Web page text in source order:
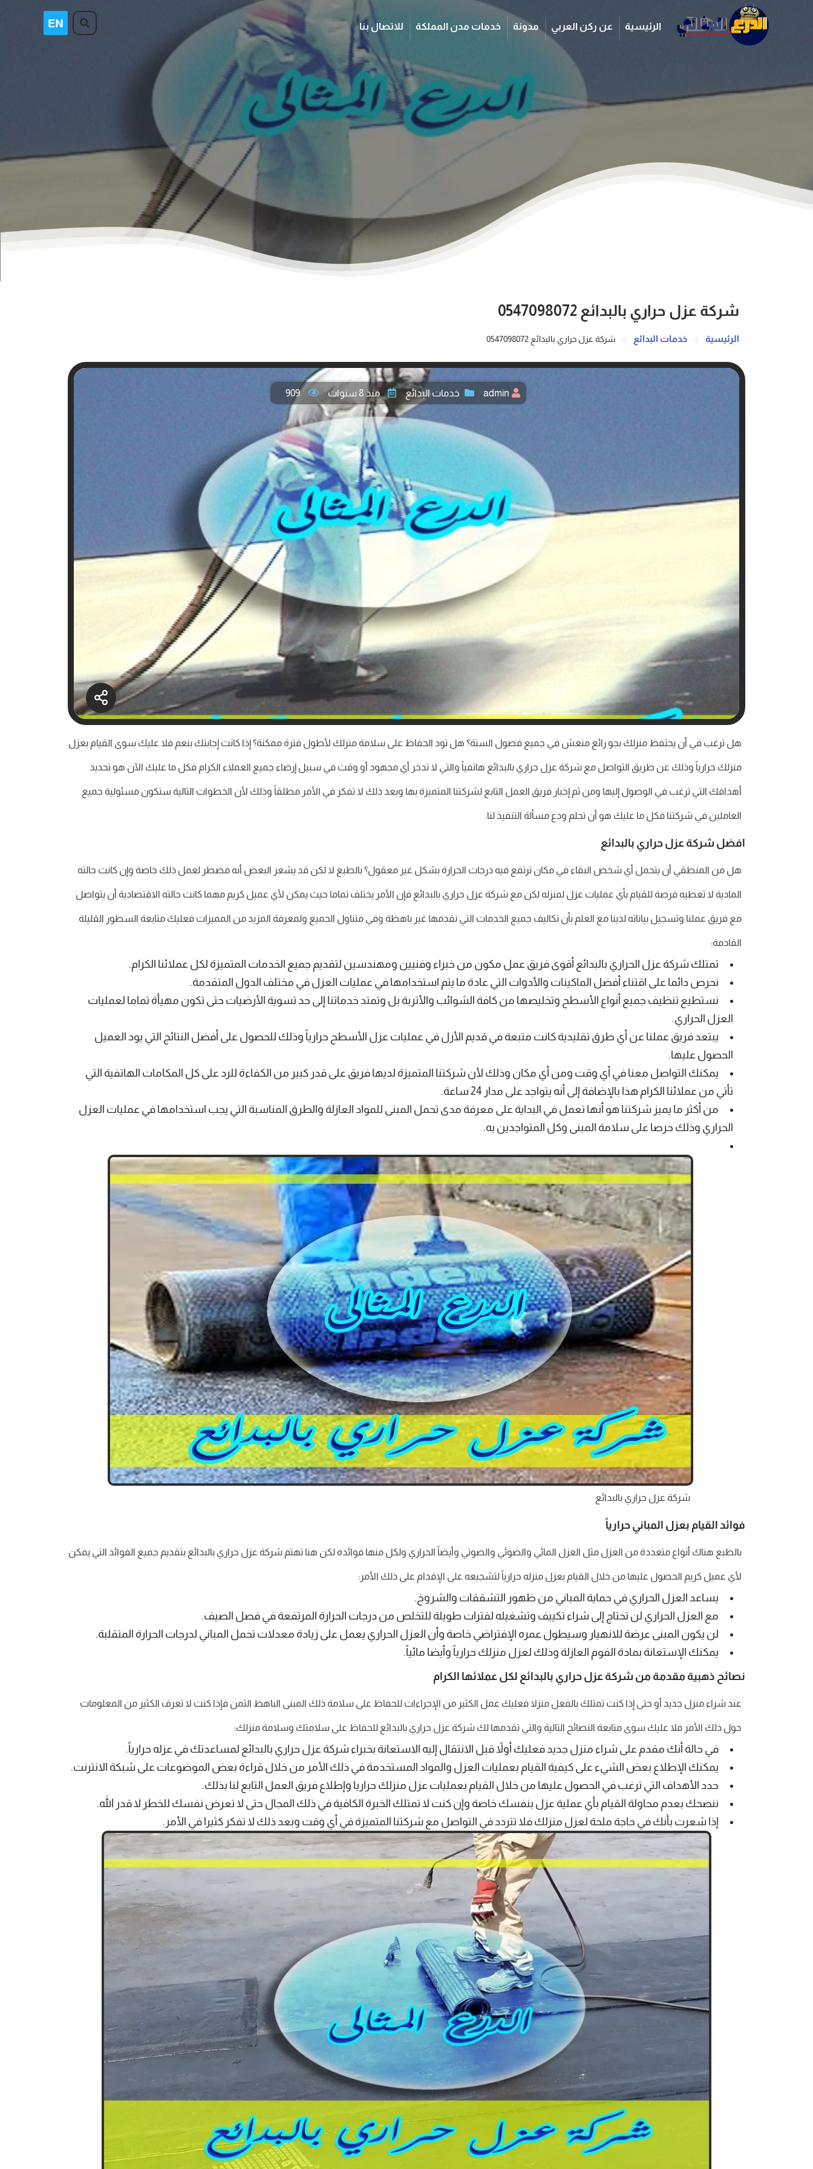
الرئيسية عن ركن العربي مدونة خدمات مدن المملكة للاتصال بنا
شركة عزل حراري بالبدائع 0547098072
الرئيسية خدمات البدائع شركة عزل حراري بالبدائع 0547098072
admin خدمات البدائع منذ 8 سنوات 909
هل ترغب في أن يحتفظ منزلك بجو رائع منعش في جميع فصول السنة؟ هل تود الحفاظ على سلامة منزلك لأطول فترة ممكنة؟ إذا كانت إجابتك بنعم فلا عليك سوى القيام بعزل
منزلك حرارياً وذلك عن طريق التواصل مع شركة عزل حراري بالبدائع هاتفياً والتي لا تدخر أي مجهود أو وقت في سبيل إرضاء جميع العملاء الكرام فكل ما عليك الآن هو تحديد
أهدافك التي ترغب في الوصول إليها ومن ثم إخبار فريق العمل التابع لشركتنا المتميزة بها وبعد ذلك لا تفكر في الأمر مطلقاً وذلك لأن الخطوات التالية ستكون مسئولية جميع
العاملين في شركتنا فكل ما عليك هو أن تحلم ودع مسألة التنفيذ لنا.
افضل شركة عزل حراري بالبدائع
هل من المنطقي أن يتحمل أي شخص البقاء في مكان ترتفع فيه درجات الحرارة بشكل غير معقول؟ بالطبع لا لكن قد يشعر البعض أنه مضطر لعمل ذلك خاصة وإن كانت حالته
المادية لا تعطيه فرصة للقيام بأي عمليات عزل لمنزله لكن مع شركة عزل حراري بالبدائع فإن الأمر يختلف تماما حيث يمكن لأي عميل كريم مهما كانت حالته الاقتصادية أن يتواصل
مع فريق عملنا وتسجيل بياناته لدينا مع العلم بأن تكاليف جميع الخدمات التي نقدمها غير باهظة وفي متناول الجميع ولمعرفة المزيد من المميزات فعليك متابعة السطور القليلة
القادمة:
تمتلك شركة عزل الحراري بالبدائع أقوى فريق عمل مكون من خبراء وفنيين ومهندسين لتقديم جميع الخدمات المتميزة لكل عملائنا الكرام.
نحرص دائما على اقتناء أفضل الماكينات والأدوات التي عادة ما يتم استخدامها في عمليات العزل في مختلف الدول المتقدمة.
نستطيع تنظيف جميع أنواع الأسطح وتخليصها من كافة الشوائب والأتربة بل وتمتد خدماتنا إلى حد تسوية الأرضيات حتى تكون مهيأة تماما لعمليات
العزل الحراري.
يبتعد فريق عملنا عن أي طرق تقليدية كانت متبعة في قديم الأزل في عمليات عزل الأسطح حرارياً وذلك للحصول على أفضل النتائج التي يود العميل
الحصول عليها.
يمكنك التواصل معنا في أي وقت ومن أي مكان وذلك لأن شركتنا المتميزة لديها فريق على قدر كبير من الكفاءة للرد على كل المكامات الهاتفية التي
تأتي من عملائنا الكرام هذا بالإضافة إلى أنه يتواجد على مدار 24 ساعة.
من أكثر ما يميز شركتنا هو أنها تعمل في البداية على معرفة مدى تحمل المبنى للمواد العازلة والطرق المناسبة التي يجب استخدامها في عمليات العزل
الحراري وذلك حرصا على سلامة المبنى وكل المتواجدين به.
شركة عزل حراري بالبدائع
فوائد القيام بعزل المباني حرارياً
بالطبع هناك أنواع متعددة من العزل مثل العزل المائي والضوئي والصوتي وأيضاً الحراري ولكل منها فوائده لكن هنا تهتم شركة عزل حراري بالبدائع بتقديم جميع الفوائد التي يمكن
لأي عميل كريم الحصول عليها من خلال القيام بعزل منزله حرارياً لتشجيعه على الإقدام على ذلك الأمر:
يساعد العزل الحراري في حماية المباني من ظهور التشققات والشروخ.
مع العزل الحراري لن تحتاج إلى شراء تكييف وتشغيله لفترات طويلة للتخلص من درجات الحرارة المرتفعة في فصل الصيف.
لن يكون المبنى عرضة للانهيار وسيطول عمره الإفتراضي خاصة وأن العزل الحراري يعمل على زيادة معدلات تحمل المباني لدرجات الحرارة المتقلبة.
يمكنك الإستعانة بمادة الفوم العازلة وذلك لعزل منزلك حرارياً وأيضا مائياً.
نصائح ذهبية مقدمة من شركة عزل حراري بالبدائع لكل عملائها الكرام
عند شراء منزل جديد أو حتى إذا كنت تمتلك بالفعل منزلا فعليك عمل الكثير من الإجراءات للحفاظ على سلامة ذلك المبنى الباهظ الثمن فإذا كنت لا تعرف الكثير من المعلومات
حول ذلك الأمر فلا عليك سوى متابعة النصائح التالية والتي تقدمها لك شركة عزل حراري بالبدائع للحفاظ على سلامتك وسلامة منزلك:
في حالة أنك مقدم على شراء منزل جديد فعليك أولاً قبل الانتقال إليه الاستعانة بخبراء شركة عزل حراري بالبدائع لمساعدتك في عزله حرارياً.
يمكنك الإطلاع بعض الشيء على كيفية القيام بعمليات العزل والمواد المستخدمة في ذلك الأمر من خلال قراءة بعض الموضوعات على شبكة الانترنت.
حدد الأهداف التي ترغب في الحصول عليها من خلال القيام بعمليات عزل منزلك حراريا وإطلاع فريق العمل التابع لنا بذلك.
ننصحك بعدم محاولة القيام بأي عملية عزل بنفسك خاصة وإن كنت لا تمتلك الخبرة الكافية في ذلك المجال حتى لا تعرض نفسك للخطر لا قدر الله.
إذا شعرت بأنك في حاجة ملحة لعزل منزلك فلا تتردد في التواصل مع شركتنا المتميزة في أي وقت وبعد ذلك لا تفكر كثيرا في الأمر.